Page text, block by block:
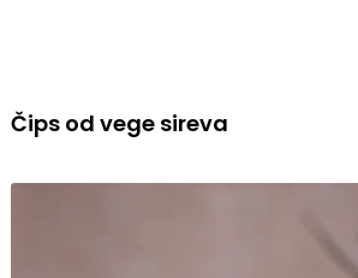
Čips od vege sireva